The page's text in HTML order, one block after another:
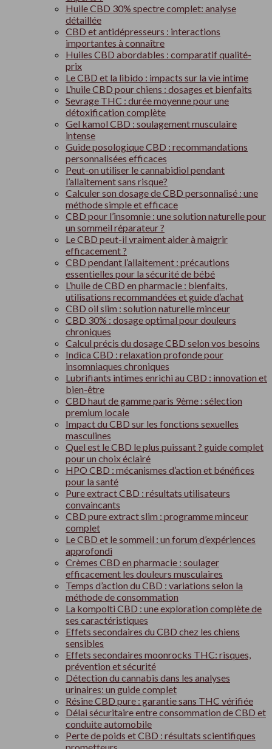
Huile CBD 30% spectre complet: analyse
détaillée
CBD et antidépresseurs : interactions
importantes à connaître
Huiles CBD abordables : comparatif qualité-
prix
Le CBD et la libido : impacts sur la vie intime
L’huile CBD pour chiens : dosages et bienfaits
Sevrage THC : durée moyenne pour une
détoxification complète
Gel kamol CBD : soulagement musculaire
intense
Guide posologique CBD : recommandations
personnalisées efficaces
Peut-on utiliser le cannabidiol pendant
l’allaitement sans risque?
Calculer son dosage de CBD personnalisé : une
méthode simple et efficace
CBD pour l’insomnie : une solution naturelle pour
un sommeil réparateur ?
Le CBD peut-il vraiment aider à maigrir
efficacement ?
CBD pendant l’allaitement : précautions
essentielles pour la sécurité de bébé
L’huile de CBD en pharmacie : bienfaits,
utilisations recommandées et guide d’achat
CBD oil slim : solution naturelle minceur
CBD 30% : dosage optimal pour douleurs
chroniques
Calcul précis du dosage CBD selon vos besoins
Indica CBD : relaxation profonde pour
insomniaques chroniques
Lubrifiants intimes enrichi au CBD : innovation et
bien-être
CBD haut de gamme paris 9ème : sélection
premium locale
Impact du CBD sur les fonctions sexuelles
masculines
Quel est le CBD le plus puissant ? guide complet
pour un choix éclairé
HPO CBD : mécanismes d’action et bénéfices
pour la santé
Pure extract CBD : résultats utilisateurs
convaincants
CBD pure extract slim : programme minceur
complet
Le CBD et le sommeil : un forum d’expériences
approfondi
Crèmes CBD en pharmacie : soulager
efficacement les douleurs musculaires
Temps d’action du CBD : variations selon la
méthode de consommation
La kompolti CBD : une exploration complète de
ses caractéristiques
Effets secondaires du CBD chez les chiens
sensibles
Effets secondaires moonrocks THC: risques,
prévention et sécurité
Détection du cannabis dans les analyses
urinaires: un guide complet
Résine CBD pure : garantie sans THC vérifiée
Délai sécuritaire entre consommation de CBD et
conduite automobile
Perte de poids et CBD : résultats scientifiques